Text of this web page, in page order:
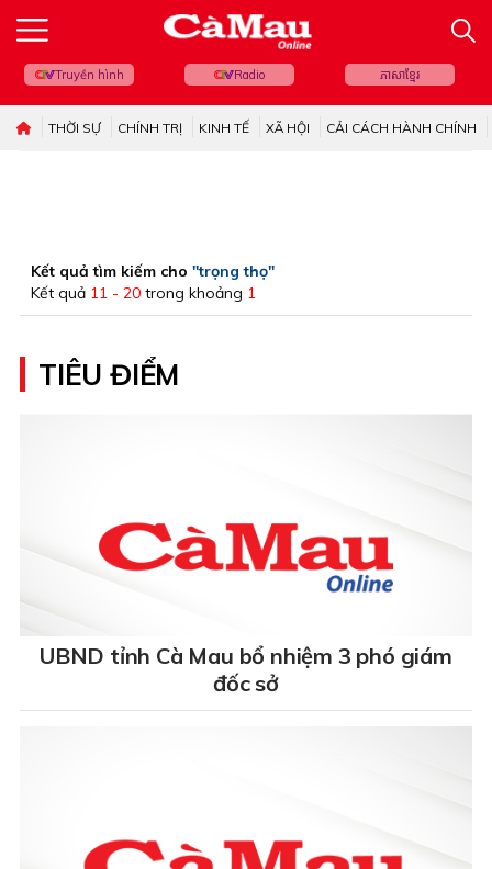
Truyền hình Radio ភាសាខ្មែរ
THỜI SỰ CHÍNH TRỊ KINH TẾ XÃ HỘI CẢI CÁCH HÀNH CHÍNH
Kết quả tìm kiếm cho "trọng thọ"
Kết quả 11 - 20 trong khoảng 1
TIÊU ĐIỂM
UBND tỉnh Cà Mau bổ nhiệm 3 phó giám
đốc sở